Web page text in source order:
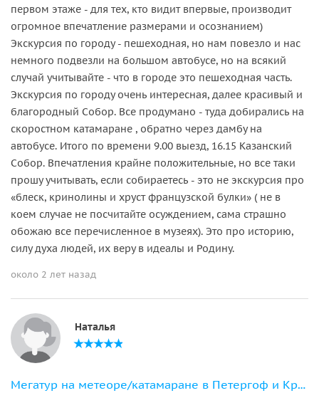
первом этаже - для тех, кто видит впервые, производит
огромное впечатление размерами и осознанием)
Экскурсия по городу - пешеходная, но нам повезло и нас
немного подвезли на большом автобусе, но на всякий
случай учитывайте - что в городе это пешеходная часть.
Экскурсия по городу очень интересная, далее красивый и
благородный Собор. Все продумано - туда добирались на
скоростном катамаране , обратно через дамбу на
автобусе. Итого по времени 9.00 выезд, 16.15 Казанский
Собор. Впечатления крайне положительные, но все таки
прошу учитывать, если собираетесь - это не экскурсия про
«блеск, кринолины и хруст французской булки» ( не в
коем случае не посчитайте осуждением, сама страшно
обожаю все перечисленное в музеях). Это про историю,
силу духа людей, их веру в идеалы и Родину.
около 2 лет назад
Наталья
Мегатур на метеоре/катамаране в Петергоф и Кронштадт по воде